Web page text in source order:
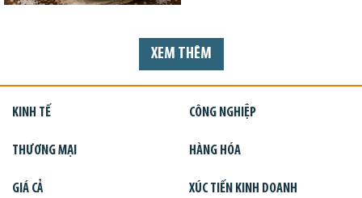
XEM THÊM
KINH TẾ CÔNG NGHIỆP
THƯƠNG MẠI HÀNG HÓA
GIÁ CẢ XÚC TIẾN KINH DOANH